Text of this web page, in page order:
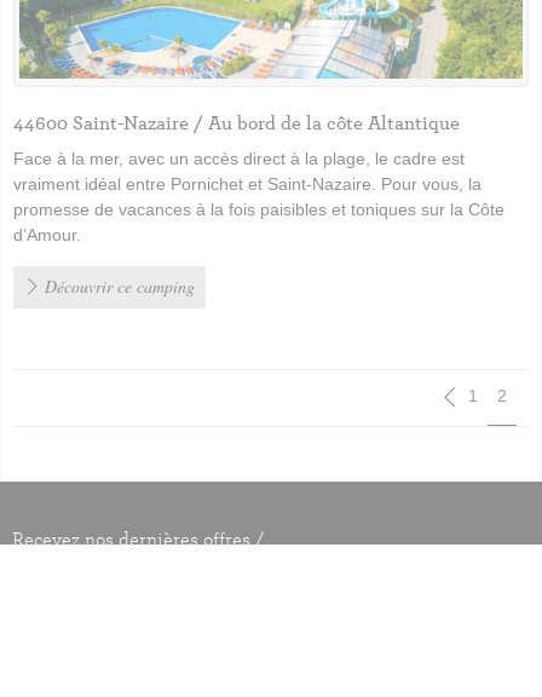
44600 Saint-Nazaire / Au bord de la côte Altantique
Face à la mer, avec un accès direct à la plage, le cadre est
vraiment idéal entre Pornichet et Saint-Nazaire. Pour vous, la
promesse de vacances à la fois paisibles et toniques sur la Côte
d’Amour.
Découvrir ce camping
1 2
Recevez nos dernières offres /